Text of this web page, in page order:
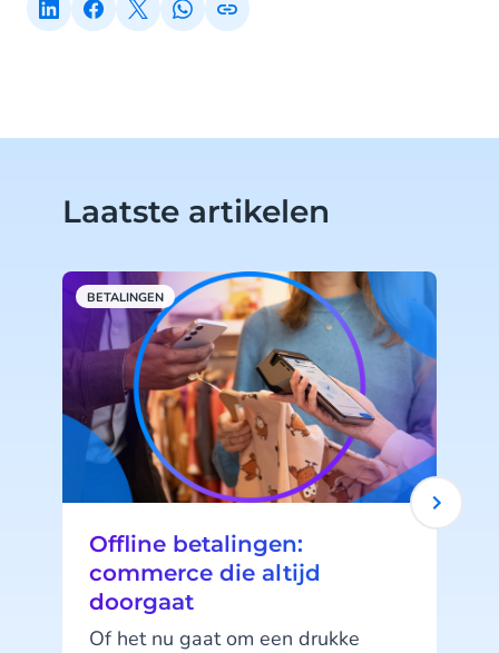
Laatste artikelen
BETALINGEN
Offline betalingen:
commerce die altijd
doorgaat
Of het nu gaat om een drukke